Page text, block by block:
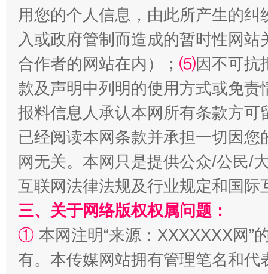
揭批美国五大"原罪" "炒
用您的个人信息，由此所产生的纠
入或政府管制而造成的暂时性网
合作者的网站在内）； ⑸因不可抗
款及声明中列明的使用方式或免责
报料信息人承认本网所有条款方
已经阅读本网条款并承担一切因
网无关。本网只是提供公众/公民/
互联网法律法规及行业规定和国
三、关于网络版权权属问题：
① 本网注明“来源：XXXXXXX网”
有。本传媒网站拥有管理笔名和